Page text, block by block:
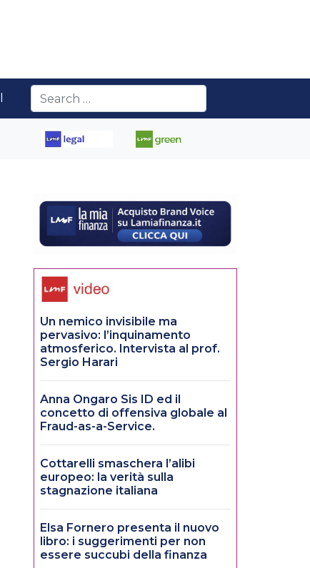
Un nemico invisibile ma
pervasivo: l’inquinamento
atmosferico. Intervista al prof.
Sergio Harari
Anna Ongaro Sis ID ed il
concetto di offensiva globale al
Fraud-as-a-Service.
Cottarelli smaschera l’alibi
europeo: la verità sulla
stagnazione italiana
Elsa Fornero presenta il nuovo
libro: i suggerimenti per non
essere succubi della finanza